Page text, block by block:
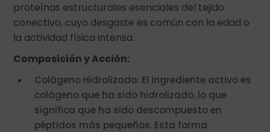
proteínas estructurales esenciales del tejido
conectivo, cuyo desgaste es común con la edad o
la actividad física intensa.
Composición y Acción:
Colágeno Hidrolizado: El ingrediente activo es
colágeno que ha sido hidrolizado, lo que
significa que ha sido descompuesto en
péptidos más pequeños. Esta forma